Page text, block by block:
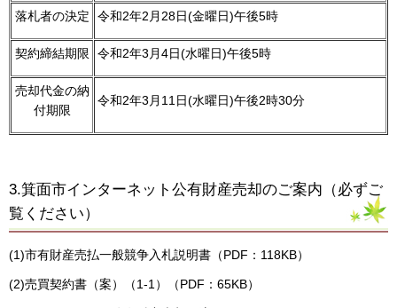
落札者の決定 令和2年2月28日(金曜日)午後5時
契約締結期限 令和2年3月4日(水曜日)午後5時
売却代金の納
付期限
令和2年3月11日(水曜日)午後2時30分
3.箕面市インターネット公有財産売却のご案内（必ずご
覧ください）
(1)市有財産売払一般競争入札説明書（PDF：118KB）
(2)売買契約書（案）（1-1）（PDF：65KB）